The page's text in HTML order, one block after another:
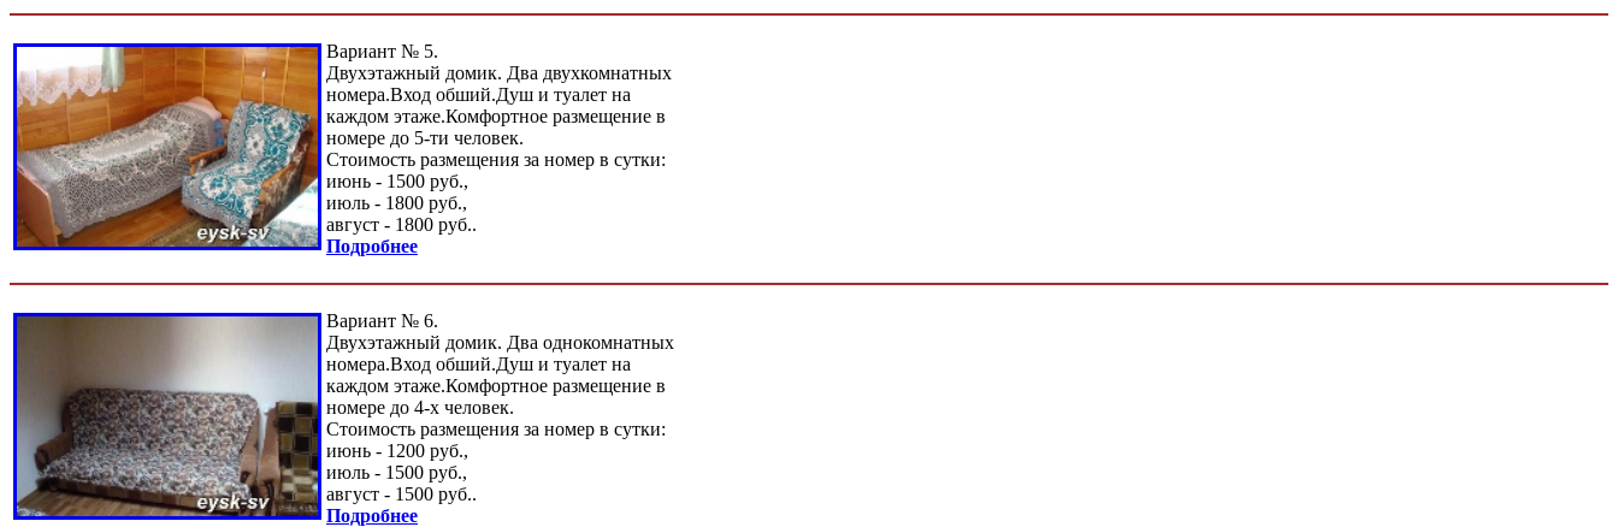
Вариант № 5.
Двухэтажный домик. Два двухкомнатных
номера.Вход обший.Душ и туалет на
каждом этаже.Комфортное размещение в
номере до 5-ти человек.
Стоимость размещения за номер в сутки:
июнь - 1500 руб.,
июль - 1800 руб.,
август - 1800 руб..
Подробнее
Вариант № 6.
Двухэтажный домик. Два однокомнатных
номера.Вход обший.Душ и туалет на
каждом этаже.Комфортное размещение в
номере до 4-х человек.
Стоимость размещения за номер в сутки:
июнь - 1200 руб.,
июль - 1500 руб.,
август - 1500 руб..
Подробнее